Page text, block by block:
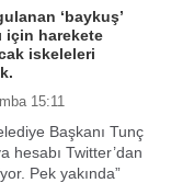
‘baykuş’
için harekete
iskeleleri
15:11
Başkanı Tunç
hesabı Twitter’dan
Pek yakında”